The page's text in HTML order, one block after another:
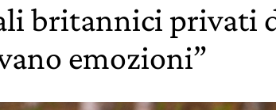
britannici privati
emozioni”